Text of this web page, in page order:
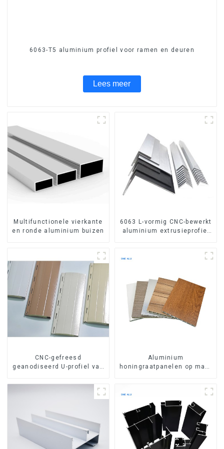
6063-T5 aluminium profiel voor ramen en deuren
Lees meer
Multifunctionele vierkante
en ronde aluminium buizen
6063 L-vormig CNC-bewerkt
aluminium extrusieprofiel
CNC-gefreesd
geanodiseerd U-profiel van
Aluminium
honingraatpanelen op maat